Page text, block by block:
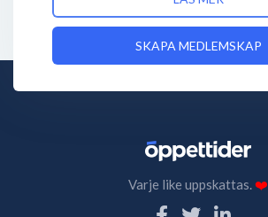
SKAPA MEDLEMSKAP
Varje like uppskattas.❤️